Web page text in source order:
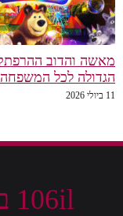
מאשה והדוב
הגדולה לכל המשפחה
11 ביולי 2026
106il ברשתות חברתיות